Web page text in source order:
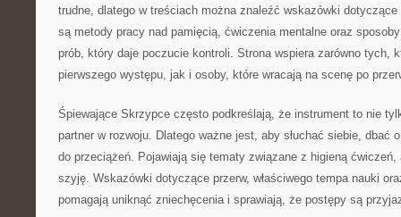
trudne, dlatego w treściach można znaleźć wskazówki dotyczące
są metody pracy nad pamięcią, ćwiczenia mentalne oraz
prób, który daje poczucie kontroli. Strona wspiera zarówno tych,
pierwszego występu, jak i osoby, które wracają na scenę po
Śpiewające Skrzypce często podkreślają, że instrument to nie
partner w rozwoju. Dlatego ważne jest, aby słuchać siebie, dbać
do przeciążeń. Pojawiają się tematy związane z higieną
szyję. Wskazówki dotyczące przerw, właściwego tempa nauki
pomagają uniknąć zniechęcenia i sprawiają, że postępy są